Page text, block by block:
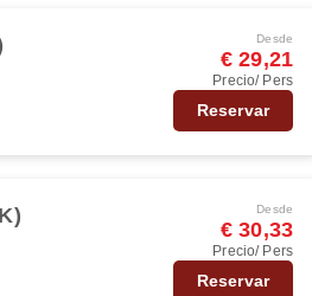
Desde
€ 29,21
Precio/ Pers
Reservar
Desde
€ 30,33
Precio/ Pers
Reservar